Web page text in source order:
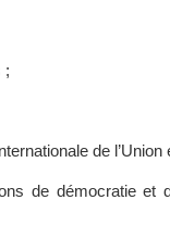
;
de l’Union
de démocratie et